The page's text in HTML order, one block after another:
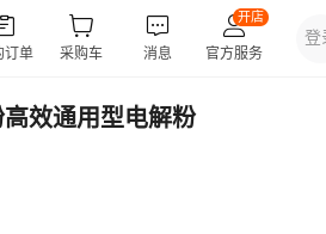
效通用型电解粉